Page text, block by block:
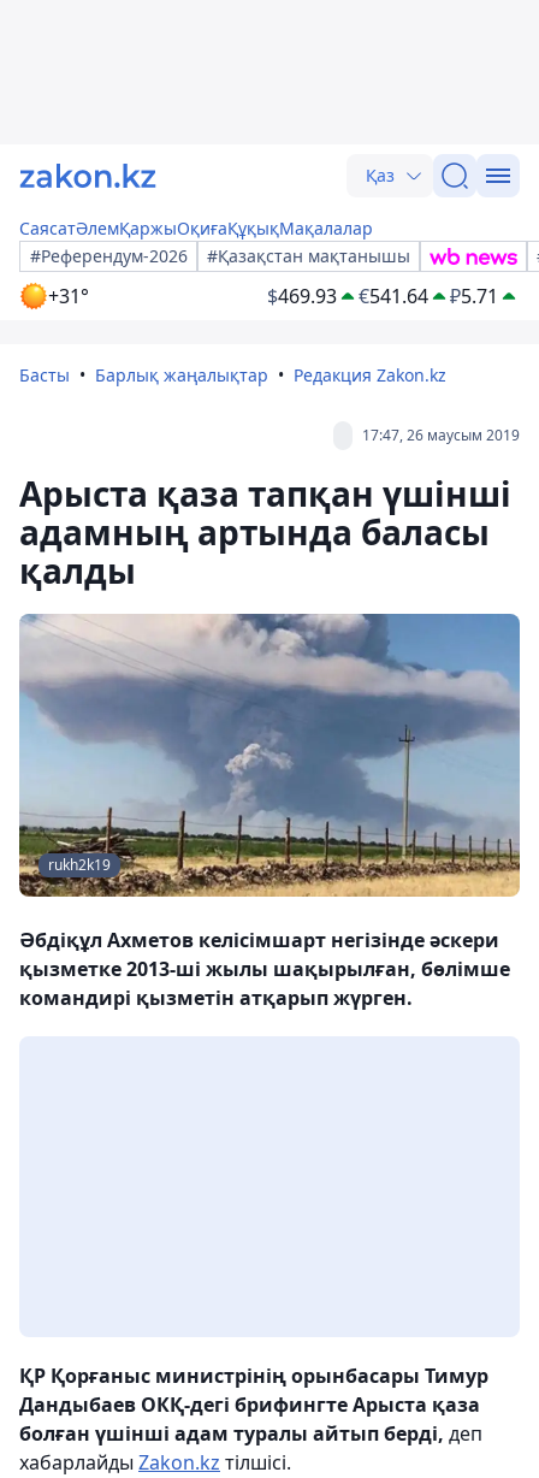
Қаз
СаясатӘлемҚаржыОқиғаҚұқықМақалалар
#Референдум-2026
#Қазақстан мақтанышы
+31° $469.93 €541.64 ₽5.71
Басты Барлық жаңалықтар Редакция Zakon.kz
17:47, 26 маусым 2019
Арыста қаза тапқан үшінші
адамның артында баласы
қалды
rukh2k19
Әбдіқұл Ахметов келісімшарт негізінде әскери
қызметке 2013-ші жылы шақырылған, бөлімше
командирі қызметін атқарып жүрген.
ҚР Қорғаныс министрінің орынбасары Тимур
Дандыбаев ОКҚ-дегі брифингте Арыста қаза
болған үшінші адам туралы айтып берді, деп
хабарлайды Zakon.kz тілшісі.